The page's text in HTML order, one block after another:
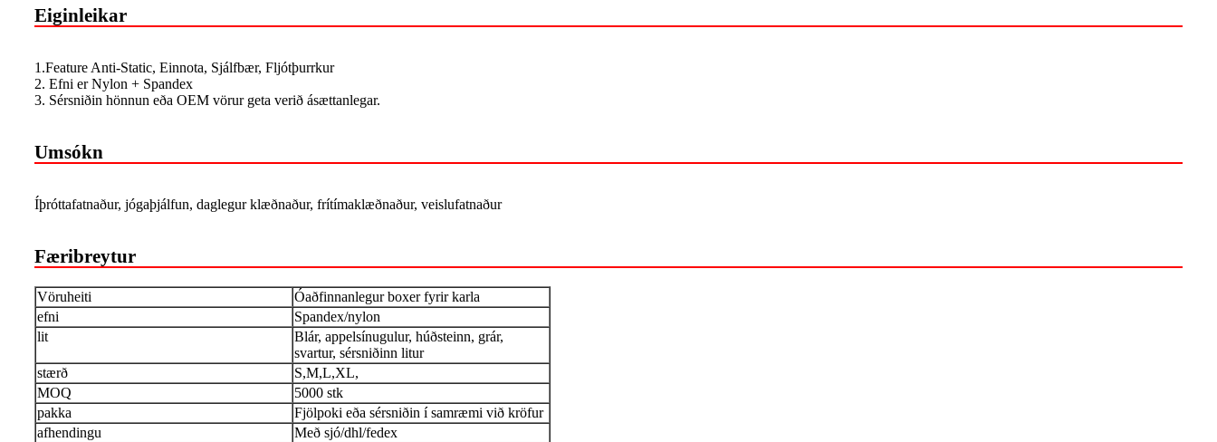
Eiginleikar
1.Feature Anti-Static, Einnota, Sjálfbær, Fljótþurrkur
2. Efni er Nylon + Spandex
3. Sérsniðin hönnun eða OEM vörur geta verið ásættanlegar.
Umsókn
Íþróttafatnaður, jógaþjálfun, daglegur klæðnaður, frítímaklæðnaður, veislufatnaður
Færibreytur
Vöruheiti
Óaðfinnanlegur boxer fyrir karla
efni
Spandex/nylon
lit
Blár, appelsínugulur, húðsteinn, grár,
svartur, sérsniðinn litur
stærð
S,M,L,XL,
MOQ
5000 stk
pakka
Fjölpoki eða sérsniðin í samræmi við kröfur
afhendingu
Með sjó/dhl/fedex